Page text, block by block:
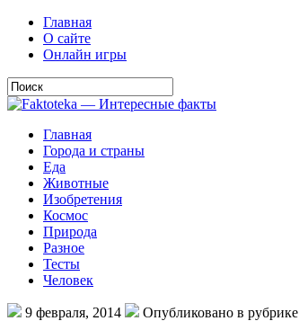
Главная
О сайте
Онлайн игры
Главная
Города и страны
Еда
Животные
Изобретения
Космос
Природа
Разное
Тесты
Человек
9 февраля, 2014 Опубликовано в рубрике